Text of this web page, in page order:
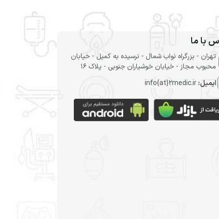
با ما
تهران - بزرگراه نواب شمال - نرسیده به کمیل - خیابان
محبوب مجاز - خیابان خوشیاران جنوبی - پلاک 16
ایمیل:info{at}2medic.ir